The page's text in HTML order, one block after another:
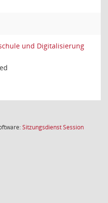
und Digitalisierung
SitzungsdienstSession(Wird in